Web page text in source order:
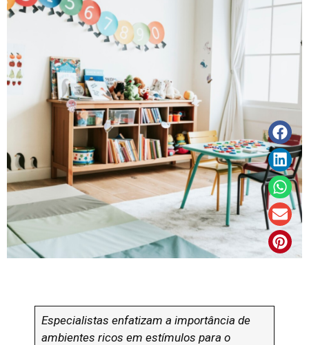
Especialistas enfatizam a importância de
ambientes ricos em estímulos para o